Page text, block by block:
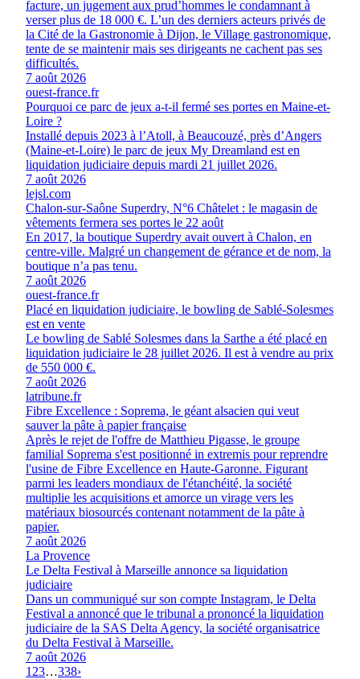
facture, un jugement aux prud’hommes le condamnant à
verser plus de 18 000 €. L’un des derniers acteurs privés de
la Cité de la Gastronomie à Dijon, le Village gastronomique,
tente de se maintenir mais ses dirigeants ne cachent pas ses
difficultés.
7 août 2026
ouest-france.fr
Pourquoi ce parc de jeux a-t-il fermé ses portes en Maine-et-
Loire ?
Installé depuis 2023 à l’Atoll, à Beaucouzé, près d’Angers
(Maine-et-Loire) le parc de jeux My Dreamland est en
liquidation judiciaire depuis mardi 21 juillet 2026.
7 août 2026
lejsl.com
Chalon-sur-Saône Superdry, N°6 Châtelet : le magasin de
vêtements fermera ses portes le 22 août
En 2017, la boutique Superdry avait ouvert à Chalon, en
centre-ville. Malgré un changement de gérance et de nom, la
boutique n’a pas tenu.
7 août 2026
ouest-france.fr
Placé en liquidation judiciaire, le bowling de Sablé-Solesmes
est en vente
Le bowling de Sablé Solesmes dans la Sarthe a été placé en
liquidation judiciaire le 28 juillet 2026. Il est à vendre au prix
de 550 000 €.
7 août 2026
latribune.fr
Fibre Excellence : Soprema, le géant alsacien qui veut
sauver la pâte à papier française
Après le rejet de l'offre de Matthieu Pigasse, le groupe
familial Soprema s'est positionné in extremis pour reprendre
l'usine de Fibre Excellence en Haute-Garonne. Figurant
parmi les leaders mondiaux de l'étanchéité, la société
multiplie les acquisitions et amorce un virage vers les
matériaux biosourcés contenant notamment de la pâte à
papier.
7 août 2026
La Provence
Le Delta Festival à Marseille annonce sa liquidation
judiciaire
Dans un communiqué sur son compte Instagram, le Delta
Festival a annoncé que le tribunal a prononcé la liquidation
judiciaire de la SAS Delta Agency, la société organisatrice
du Delta Festival à Marseille.
7 août 2026
1 23…338›